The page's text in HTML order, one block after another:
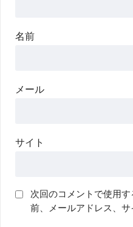
名前
メール
サイト
次回のコメントで使用
前、メールアドレス、サ